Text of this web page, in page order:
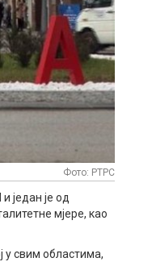
Фото: РТРС
један је од
мјере, као
у свим областима,